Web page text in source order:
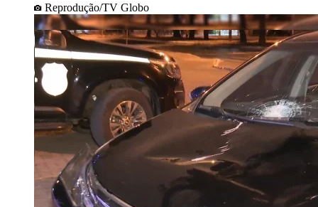
Reprodução/TV Globo